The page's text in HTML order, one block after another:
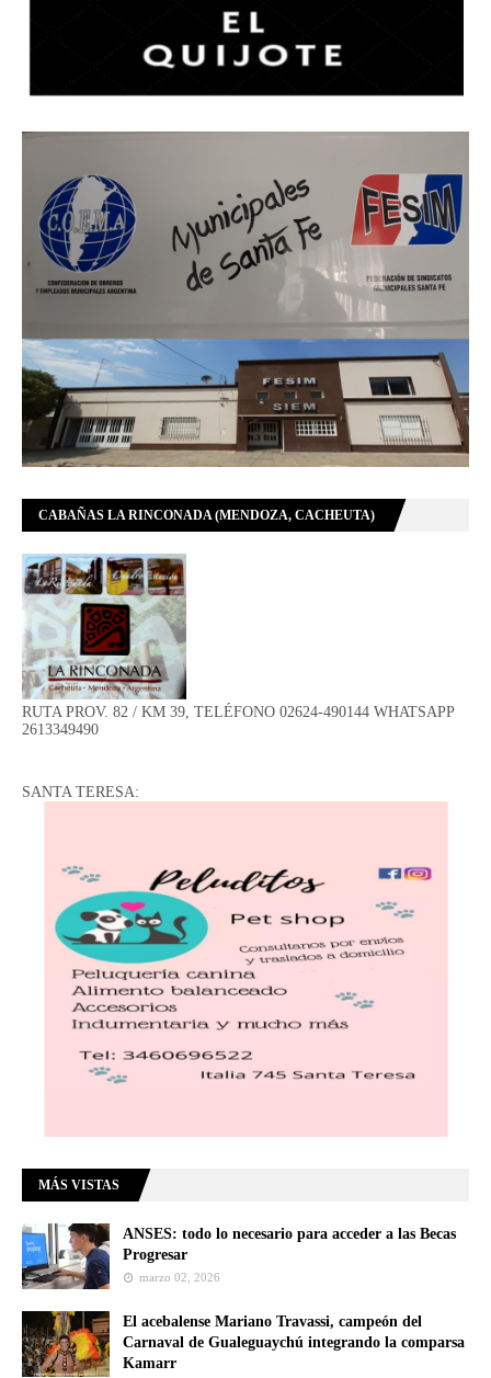
CABAÑAS LA RINCONADA (MENDOZA, CACHEUTA)
RUTA PROV. 82 / KM 39, TELÉFONO 02624-490144 WHATSAPP
2613349490
SANTA TERESA:
MÁS VISTAS
ANSES: todo lo necesario para acceder a las Becas
Progresar
marzo 02, 2026
El acebalense Mariano Travassi, campeón del
Carnaval de Gualeguaychú integrando la comparsa
Kamarr